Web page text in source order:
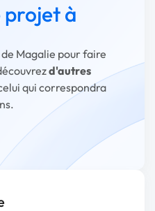
à
Magalie pour faire
d'autres
qui correspondra